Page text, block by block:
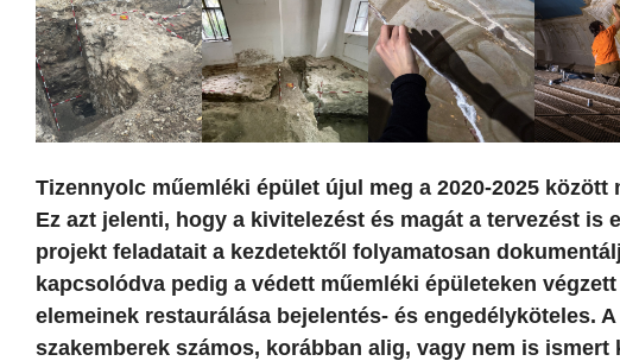
Tizennyolc műemléki épület újul meg a 2020-2025
Ez azt jelenti, hogy a kivitelezést és magát a tervezést
projekt feladatait a kezdetektől folyamatosan
kapcsolódva pedig a védett műemléki épületeken
elemeinek restaurálása bejelentés- és engedélyköteles.
szakemberek számos, korábban alig, vagy nem is